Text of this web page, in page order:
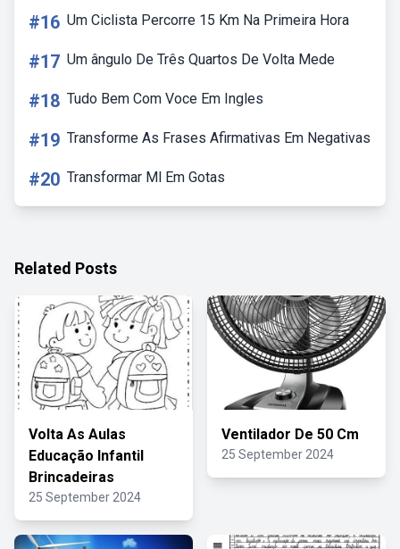
#16 Um Ciclista Percorre 15 Km Na Primeira Hora
#17 Um ângulo De Três Quartos De Volta Mede
#18 Tudo Bem Com Voce Em Ingles
#19 Transforme As Frases Afirmativas Em Negativas
#20 Transformar Ml Em Gotas
Related Posts
Volta As Aulas
Educação Infantil
Brincadeiras
25 September 2024
Ventilador De 50 Cm
25 September 2024